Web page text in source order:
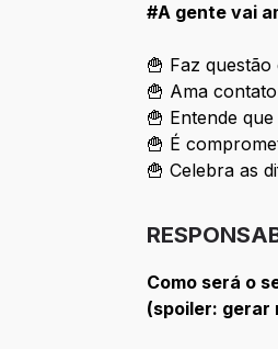
#A gente vai
🍟 Faz
🍟 Ama
🍟 Entende
🍟 É
🍟 Celebra as
Como será o
(spoiler: gerar